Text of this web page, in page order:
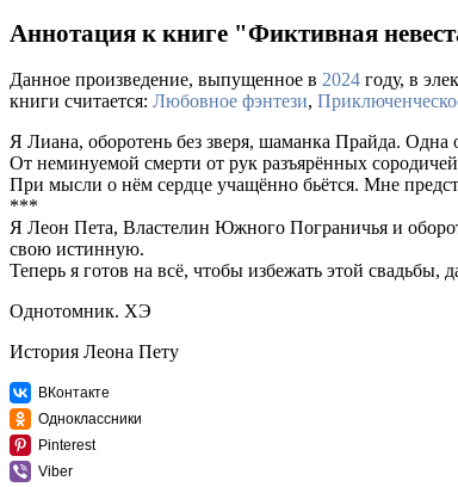
Аннотация к книге "Фиктивная
Данное произведение, выпущенное в 2024 году, в
книги считается: Любовное фэнтези,
Я Лиана, оборотень без зверя, шаманка Прайда. Одна
От неминуемой смерти от рук разъярённых
При мысли о нём сердце учащённо бьётся. Мне
***
Я Леон Пета, Властелин Южного Пограничья и
свою истинную.
Теперь я готов на всё, чтобы избежать этой
Однотомник. ХЭ
История Леона Пету
ВКонтакте
Одноклассники
Pinterest
Viber